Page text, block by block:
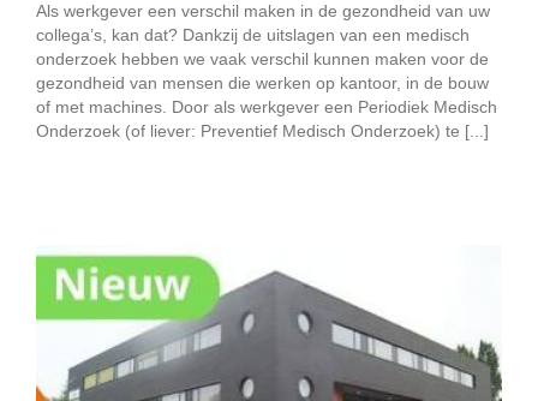
Als werkgever een verschil maken in de gezondheid van uw
collega’s, kan dat? Dankzij de uitslagen van een medisch
onderzoek hebben we vaak verschil kunnen maken voor de
gezondheid van mensen die werken op kantoor, in de bouw
of met machines. Door als werkgever een Periodiek Medisch
Onderzoek (of liever: Preventief Medisch Onderzoek) te [...]